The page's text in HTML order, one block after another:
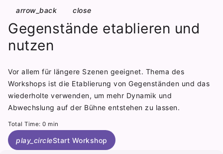
arrow_back close
Gegenstände etablieren und
nutzen
Vor allem für längere Szenen geeignet. Thema des
Workshops ist die Etablierung von Gegenständen und das
wiederholte verwenden, um mehr Dynamik und
Abwechslung auf der Bühne entstehen zu lassen.
Total Time: 0 min
play_circleStart Workshop